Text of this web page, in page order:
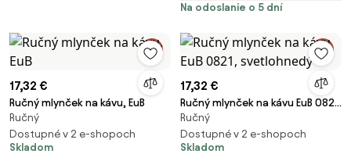
Na odoslanie o 5 dní
17,32 €
Ručný mlynček na kávu, EuB
Ručný
Dostupné v 2 e-shopoch
Skladom
17,32 €
Ručný mlynček na kávu EuB 0821,
svetlohnedý
Ručný
Dostupné v 2 e-shopoch
Skladom